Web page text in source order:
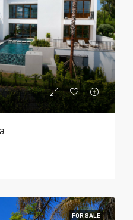
FOR SALE